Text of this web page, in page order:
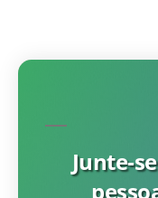
Junte-